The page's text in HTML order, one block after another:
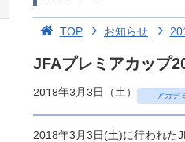
TOP お知らせ
JFAプレミアカップ
2018年3月3日（土） アカデ
2018年3月3日(土)に行われた